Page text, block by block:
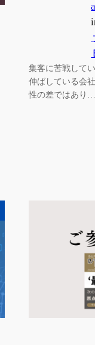
集客に苦戦して
伸ばしている会
性の差ではあり…